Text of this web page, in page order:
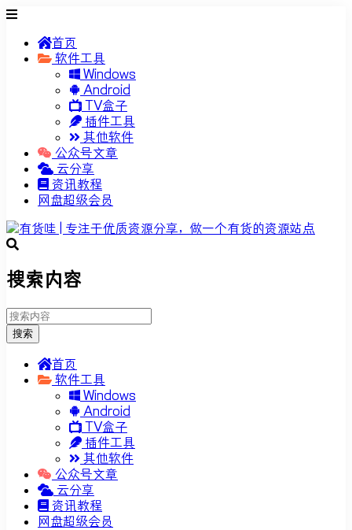
首页
软件工具
Windows
Android
TV盒子
插件工具
其他软件
公众号文章
云分享
资讯教程
网盘超级会员
搜索内容
搜索
首页
软件工具
Windows
Android
TV盒子
插件工具
其他软件
公众号文章
云分享
资讯教程
网盘超级会员